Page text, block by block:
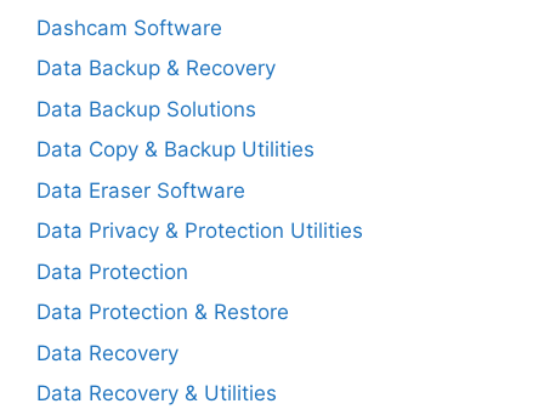
Dashcam Software
Data Backup & Recovery
Data Backup Solutions
Data Copy & Backup Utilities
Data Eraser Software
Data Privacy & Protection Utilities
Data Protection
Data Protection & Restore
Data Recovery
Data Recovery & Utilities